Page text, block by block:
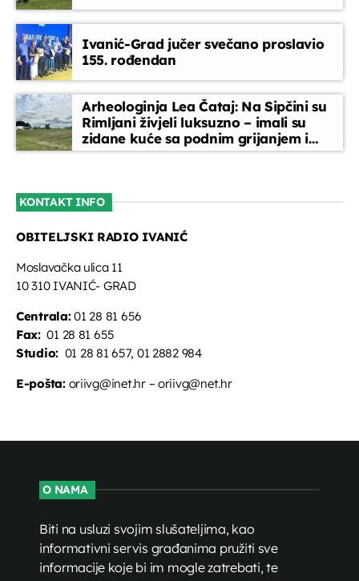
08:10 - 08:15
Glazbeni blok
08:15 - 08:45
08:45 - 09:00
Radio vremeplov
radnim danom i subotom u 9,00 (do 5
min), repriza u 16,30
09:00 - 09:40
Ivanić-Grad jučer svečano proslavio
155. rođendan
Arheologinja Lea Čataj: Na Sipčini su
Rimljani živjeli luksuzno – imali su
zidane kuće sa podnim grijanjem i
oslikanim zidovima
KONTAKT INFO
OBITELJSKI RADIO IVANIĆ
Moslavačka ulica 11
10 310 IVANIĆ- GRAD
Centrala:01 28 81 656
Fax:01 28 81 655
Studio: 01 28 81 657, 01 2882 984
E-pošta:oriivg@inet.hr – oriivg@net.hr
O NAMA
Biti na usluzi svojim slušateljima, kao
informativni servis građanima pružiti sve
informacije koje bi im mogle zatrebati, te